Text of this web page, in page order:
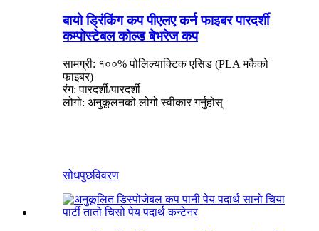
बायो ड्रिंकिंग कप पीएलए कर्न फाइबर पारदर्शी
कम्पोस्टेबल कोल्ड बेभरेज कप
सामग्री: १००% पोलिल्याक्टिक एसिड (PLA मकैको
फाइबर)
रंग: पारदर्शी/पारदर्शी
लोगो: अनुकूलनको लोगो स्वीकार गर्नुहोस्
सोधपुछविवरण